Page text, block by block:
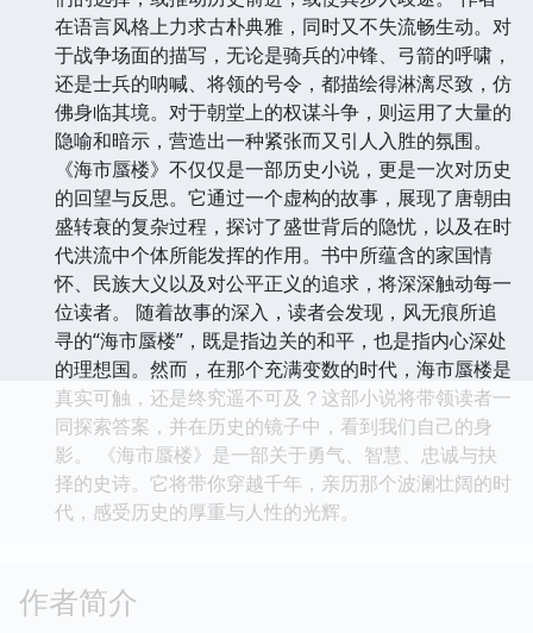
在语言风格上力求古朴典雅，同时又不失流畅生动。对
于战争场面的描写，无论是骑兵的冲锋、弓箭的呼啸，
还是士兵的呐喊、将领的号令，都描绘得淋漓尽致，仿
佛身临其境。对于朝堂上的权谋斗争，则运用了大量的
隐喻和暗示，营造出一种紧张而又引人入胜的氛围。
《海市蜃楼》不仅仅是一部历史小说，更是一次对历史
的回望与反思。它通过一个虚构的故事，展现了唐朝由
盛转衰的复杂过程，探讨了盛世背后的隐忧，以及在时
代洪流中个体所能发挥的作用。书中所蕴含的家国情
怀、民族大义以及对公平正义的追求，将深深触动每一
位读者。 随着故事的深入，读者会发现，风无痕所追
寻的“海市蜃楼”，既是指边关的和平，也是指内心深处
的理想国。然而，在那个充满变数的时代，海市蜃楼是
真实可触，还是终究遥不可及？这部小说将带领读者一
同探索答案，并在历史的镜子中，看到我们自己的身
影。 《海市蜃楼》是一部关于勇气、智慧、忠诚与抉
择的史诗。它将带你穿越千年，亲历那个波澜壮阔的时
代，感受历史的厚重与人性的光辉。
作者简介